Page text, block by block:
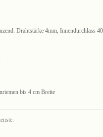
Drahtstärke 4mm, Innendurchlass
bis 4 cm Breite